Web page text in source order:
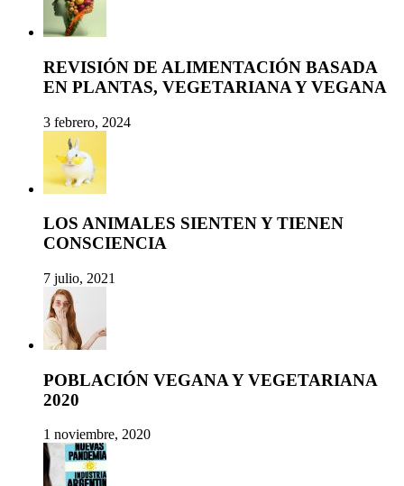
REVISIÓN DE ALIMENTACIÓN BASADA
EN PLANTAS, VEGETARIANA Y VEGANA
3 febrero, 2024
LOS ANIMALES SIENTEN Y TIENEN
CONSCIENCIA
7 julio, 2021
POBLACIÓN VEGANA Y VEGETARIANA
2020
1 noviembre, 2020